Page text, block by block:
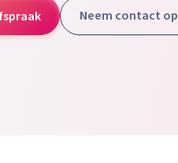
Neem contact op